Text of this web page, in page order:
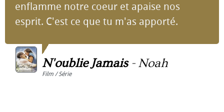
enflamme notre coeur et apaise nos
esprit. C'est ce que tu m'as apporté.
N'oublie Jamais- Noah
Film / Série